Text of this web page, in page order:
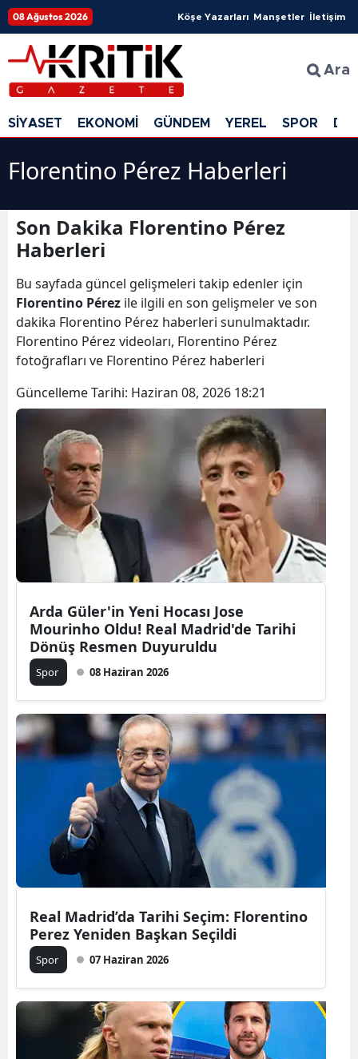
08 Ağustos 2026 Köşe Yazarları Manşetler İletişim
Ara
SİYASET EKONOMİ GÜNDEM YEREL SPOR
Florentino Pérez Haberleri
Son Dakika Florentino Pérez
Haberleri
Bu sayfada güncel gelişmeleri takip edenler için
Florentino Pérez ile ilgili en son gelişmeler ve son
dakika Florentino Pérez haberleri sunulmaktadır.
Florentino Pérez videoları, Florentino Pérez
fotoğrafları ve Florentino Pérez haberleri
Güncelleme Tarihi: Haziran 08, 2026 18:21
Arda Güler'in Yeni Hocası Jose
Mourinho Oldu! Real Madrid'de Tarihi
Dönüş Resmen Duyuruldu
Spor 08 Haziran 2026
Real Madrid’da Tarihi Seçim: Florentino
Perez Yeniden Başkan Seçildi
Spor 07 Haziran 2026